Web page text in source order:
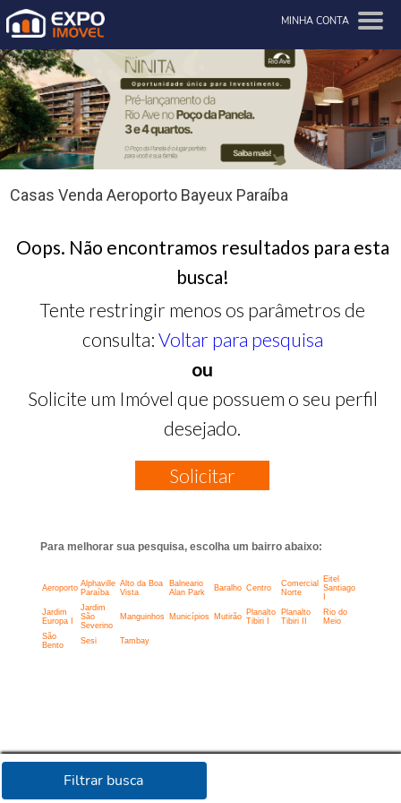
MINHA CONTA
Filtrar busca
Casas Venda Aeroporto Bayeux Paraíba
Oops. Não encontramos resultados para esta
busca!
Tente restringir menos os parâmetros de
consulta: Voltar para pesquisa
ou
Solicite um Imóvel que possuem o seu perfil
desejado.
Solicitar
Para melhorar sua pesquisa, escolha um bairro abaixo:
Aeroporto Alphaville
Paraíba
Alto da Boa
Vista
Balneario
Alan Park
Baralho Centro
Comercial
Norte
Eitel
Santiago
Jardim
Europa I
Jardim
São
Severino
Manguinhos Municípios Mutirão
Planalto
Tibiri I
Planalto
Tibiri II
Rio do
Meio
São
Bento
Sesi Tambay